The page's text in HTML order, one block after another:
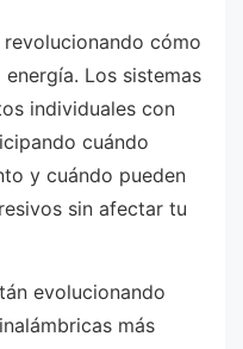
cómo
Los sistemas
individuales con
cuándo
y cuándo pueden
sin afectar tu
evolucionando
más